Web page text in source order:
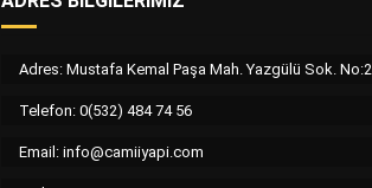
Adres: Mustafa Kemal Paşa Mah. Yazgülü Sok.
Telefon: 0(532) 484 74 56
Email: info@camiiyapi.com